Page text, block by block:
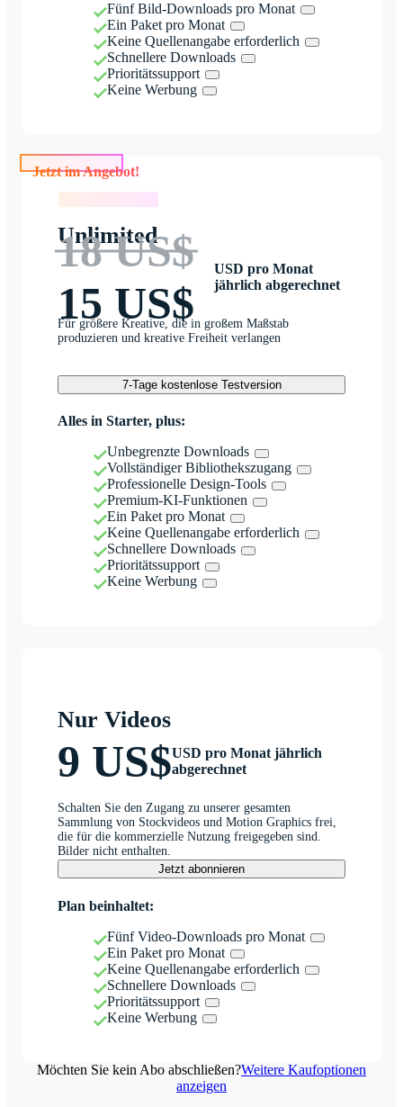
Fünf Bild-Downloads pro Monat
Ein Paket pro Monat
Keine Quellenangabe erforderlich
Schnellere Downloads
Prioritätssupport
Keine Werbung
Jetzt im Angebot!
Unlimited
18 US$
15 US$
USD pro Monat
jährlich abgerechnet
Für größere Kreative, die in großem Maßstab
produzieren und kreative Freiheit verlangen
7-Tage kostenlose Testversion
Alles in Starter, plus:
Unbegrenzte Downloads
Vollständiger Bibliothekszugang
Professionelle Design-Tools
Premium-KI-Funktionen
Ein Paket pro Monat
Keine Quellenangabe erforderlich
Schnellere Downloads
Prioritätssupport
Keine Werbung
Nur Videos
9 US$USD pro Monat jährlich
abgerechnet
Schalten Sie den Zugang zu unserer gesamten
Sammlung von Stockvideos und Motion Graphics frei,
die für die kommerzielle Nutzung freigegeben sind.
Bilder nicht enthalten.
Jetzt abonnieren
Plan beinhaltet:
Fünf Video-Downloads pro Monat
Ein Paket pro Monat
Keine Quellenangabe erforderlich
Schnellere Downloads
Prioritätssupport
Keine Werbung
Möchten Sie kein Abo abschließen?Weitere Kaufoptionen
anzeigen